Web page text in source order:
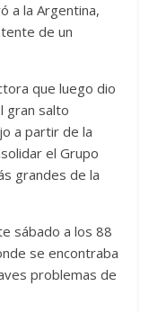
a la Argentina,
de un
que luego dio
gran salto
a partir de la
el Grupo
grandes de la
sábado a los 88
se encontraba
problemas de